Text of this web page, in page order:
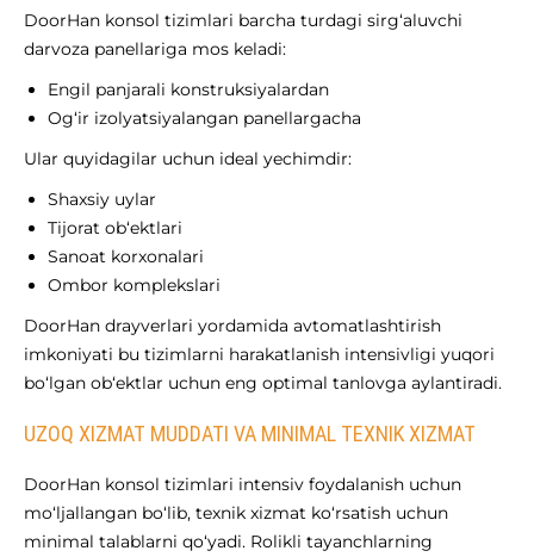
DoorHan konsol tizimlari barcha turdagi sirg‘aluvchi
darvoza panellariga mos keladi:
Engil panjarali konstruksiyalardan
Og‘ir izolyatsiyalangan panellargacha
Ular quyidagilar uchun ideal yechimdir:
Shaxsiy uylar
Tijorat ob‘ektlari
Sanoat korxonalari
Ombor komplekslari
DoorHan drayverlari yordamida avtomatlashtirish
imkoniyati bu tizimlarni harakatlanish intensivligi yuqori
bo‘lgan ob‘ektlar uchun eng optimal tanlovga aylantiradi.
UZOQ XIZMAT MUDDATI VA MINIMAL TEXNIK XIZMAT
DoorHan konsol tizimlari intensiv foydalanish uchun
mo‘ljallangan bo‘lib, texnik xizmat ko‘rsatish uchun
minimal talablarni qo‘yadi. Rolikli tayanchlarning